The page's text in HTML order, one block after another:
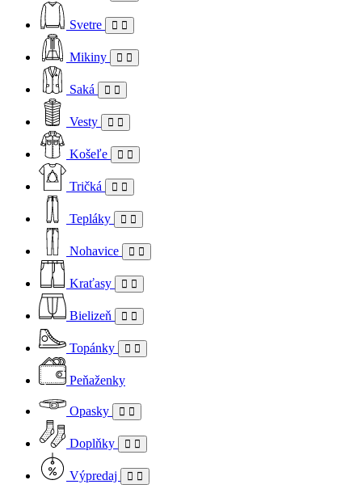
Svetre
Mikiny
Saká
Vesty
Košeľe
Tričká
Tepláky
Nohavice
Kraťasy
Bielizeň
Topánky
Peňaženky
Opasky
Doplňky
Výpredaj